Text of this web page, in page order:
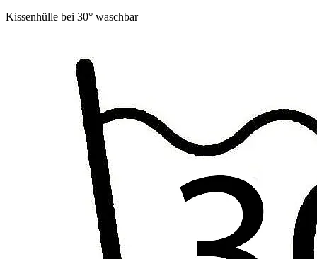
Kissenhülle bei 30° waschbar